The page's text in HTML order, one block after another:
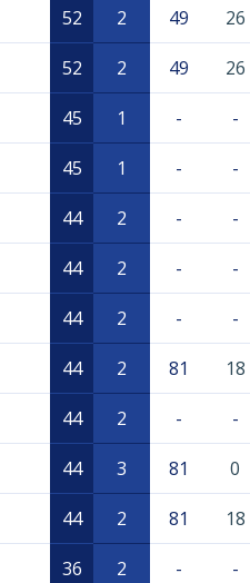
52 2 49 26
52 2 49 26
45 1 - -
45 1 - -
44 2 - -
44 2 - -
44 2 - -
44 2 81 18
44 2 - -
44 3 81 0
44 2 81 18
36 2 - -